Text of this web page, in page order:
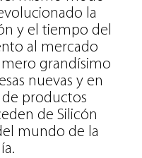
la
y el tiempo del
al mercado
grandísimo
nuevas y en
productos
de Silicón
mundo de la